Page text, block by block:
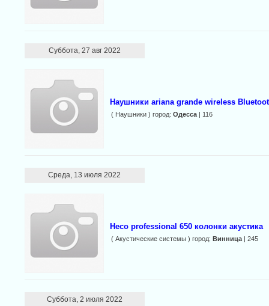
Суббота, 27 авг 2022
Наушники ariana grande wireless
( Наушники ) город: Одесса| 116
Среда, 13 июля 2022
Heco professional 650 колонки акустика
( Акустические системы ) город: Винница| 245
Суббота, 2 июля 2022